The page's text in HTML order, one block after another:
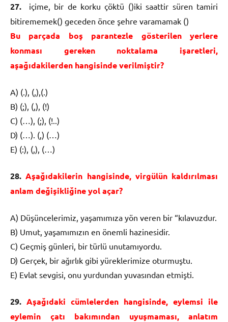
27. içime, bir de korku çöktü ()iki saattir süren tamiri
bitirememek() geceden önce şehre varamamak ()
Bu parçada boş parantezle gösterilen yerlere
konması gereken noktalama işaretleri,
aşağıdakilerden hangisinde verilmiştir?
A) (.), (,),(.)
B) (;), (,), (!)
C) (…), (;), (!..)
D) (…). (,) (…)
E) (:), (,), (…)
28. Aşağıdakilerin hangisinde, virgülün kaldırılması
anlam değişikliğine yol açar?
A) Düşüncelerimiz, yaşamımıza yön veren bir “kılavuzdur.
B) Umut, yaşamımızın en önemli hazinesidir.
C) Geçmiş günleri, bir türlü unutamıyordu.
D) Gerçek, bir ağırlık gibi yüreklerimize oturmuştu.
E) Evlat sevgisi, onu yurdundan yuvasından etmişti.
29. Aşağıdaki cümlelerden hangisinde, eylemsi ile
eylemin çatı bakımından uyuşmaması, anlatım